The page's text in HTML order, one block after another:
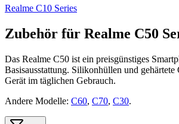
Realme C10 Series
Zubehör für Realme C50
Das Realme C50 ist ein preisgünstiges
Basisausstattung. Silikonhüllen und gehärtete
Gerät im täglichen Gebrauch.
Andere Modelle: C60, C70, C30.